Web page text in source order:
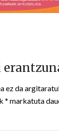
ez da
* markatuta